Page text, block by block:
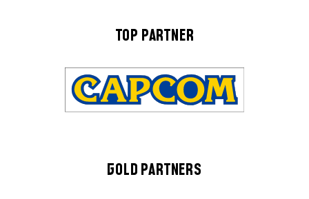
TOP PARTNER
GOLD PARTNERS